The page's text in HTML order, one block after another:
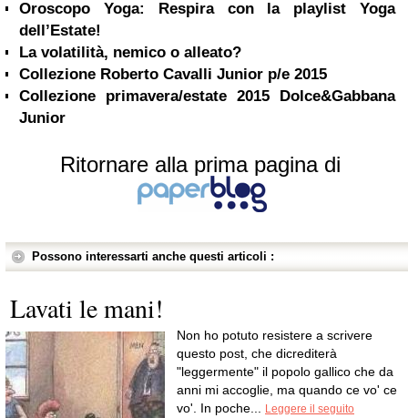
Oroscopo Yoga: Respira con la playlist Yoga
dell’Estate!
La volatilità, nemico o alleato?
Collezione Roberto Cavalli Junior p/e 2015
Collezione primavera/estate 2015 Dolce&Gabbana
Junior
Ritornare alla prima pagina di
Possono interessarti anche questi articoli :
Lavati le mani!
Non ho potuto resistere a scrivere
questo post, che dicrediterà
"leggermente" il popolo gallico che da
anni mi accoglie, ma quando ce vo' ce
vo'. In poche... Leggere il seguito